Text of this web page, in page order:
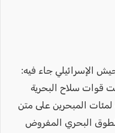
الإسرائيلي جاء فيه:
ساعة، أحبطت قوات سلاح البحرية
المبحرين على متن
الطوق البحري المفروض